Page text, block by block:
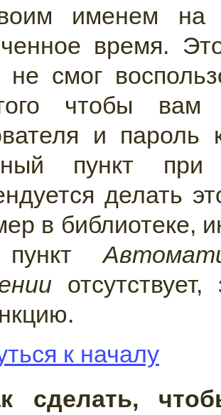
именем на
время.
не смог
чтобы вам
и
пункт
делать
в библиотеке,
пункт
к началу
сделать,